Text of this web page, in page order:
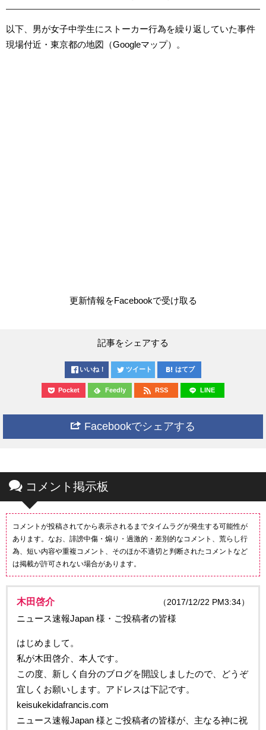
以下、男が女子中学生にストーカー行為を繰り返していた事件
現場付近・東京都の地図（Googleマップ）。
更新情報をFacebookで受け取る
記事をシェアする
いいね！ ツイート はてブ
Pocket Feedly RSS LINE
Facebookでシェアする
コメント掲示板
コメントが投稿されてから表示されるまでタイムラグが発生する可能性が
あります。なお、誹謗中傷・煽り・過激的・差別的なコメント、荒らし行
為、短い内容や重複コメント、そのほか不適切と判断されたコメントなど
は掲載が許可されない場合があります。
木田啓介 （2017/12/22 PM3:34）
ニュース速報Japan 様・ご投稿者の皆様
はじめまして。
私が木田啓介、本人です。
この度、新しく自分のブログを開設しましたので、どうぞ
宜しくお願いします。アドレスは下記です。
keisukekidafrancis.com
ニュース速報Japan 様とご投稿者の皆様が、主なる神に祝